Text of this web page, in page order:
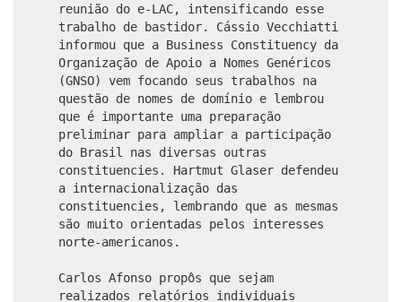
reunião do e-LAC, intensificando esse
trabalho de bastidor. Cássio Vecchiatti
informou que a Business Constituency da
Organização de Apoio a Nomes Genéricos
(GNSO) vem focando seus trabalhos na
questão de nomes de domínio e lembrou
que é importante uma preparação
preliminar para ampliar a participação
do Brasil nas diversas outras
constituencies. Hartmut Glaser defendeu
a internacionalização das
constituencies, lembrando que as mesmas
são muito orientadas pelos interesses
norte-americanos.
Carlos Afonso propôs que sejam
realizados relatórios individuais